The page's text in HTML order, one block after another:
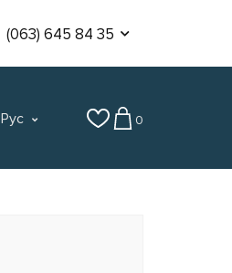
(063) 645 84 35
Рус 0